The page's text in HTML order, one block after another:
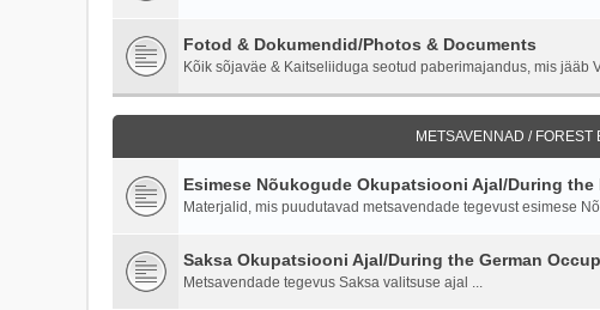
Fotod & Dokumendid/Photos & Documents
Kõik sõjaväe & Kaitseliiduga seotud paberimajandus, mis jääb
METSAVENNAD / FOREST
Esimese Nõukogude Okupatsiooni Ajal/During
Materjalid, mis puudutavad metsavendade tegevust esimese
Saksa Okupatsiooni Ajal/During the German
Metsavendade tegevus Saksa valitsuse ajal ...